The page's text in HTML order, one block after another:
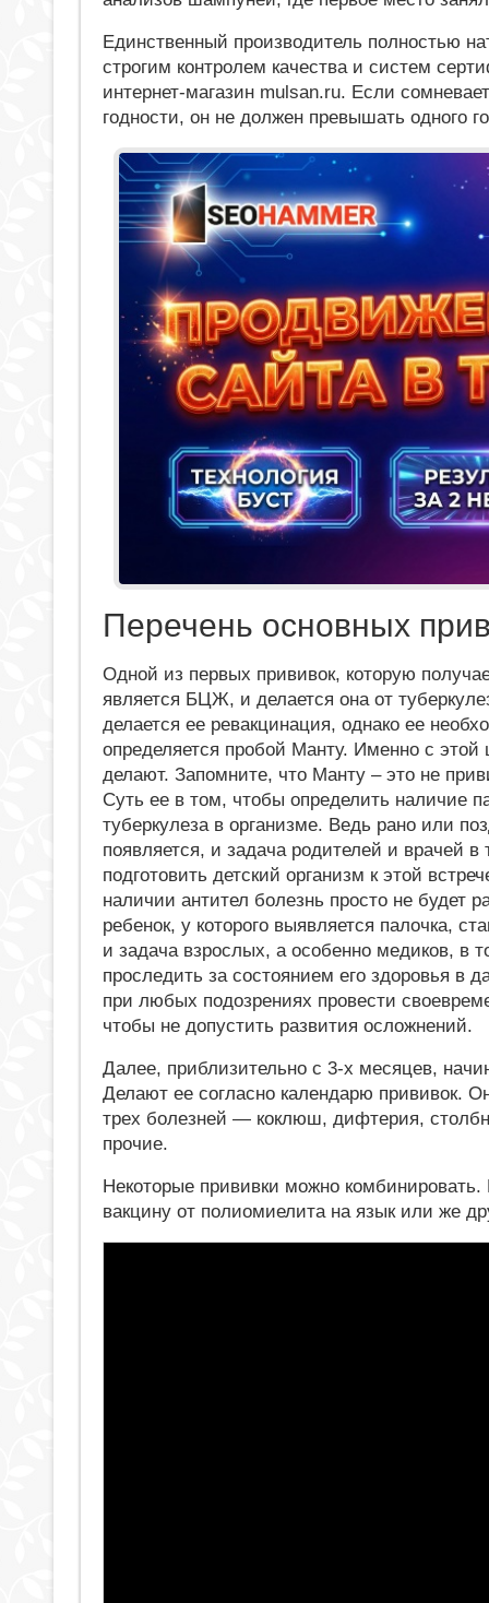
Единственный производитель полностью
строгим контролем качества и систем
интернет-магазин mulsan.ru. Если
годности, он не должен превышать одного
Перечень основных
Одной из первых прививок, которую
является БЦЖ, и делается она от
делается ее ревакцинация, однако ее
определяется пробой Манту. Именно с этой
делают. Запомните, что Манту – это не
Суть ее в том, чтобы определить наличие
туберкулеза в организме. Ведь рано или
появляется, и задача родителей и врачей в
подготовить детский организм к этой
наличии антител болезнь просто не будет
ребенок, у которого выявляется палочка,
и задача взрослых, а особенно медиков, в
проследить за состоянием его здоровья в
при любых подозрениях провести
чтобы не допустить развития осложнений.
Далее, приблизительно с 3-х месяцев,
Делают ее согласно календарю прививок.
трех болезней — коклюш, дифтерия,
прочие.
Некоторые прививки можно
вакцину от полиомиелита на язык или же